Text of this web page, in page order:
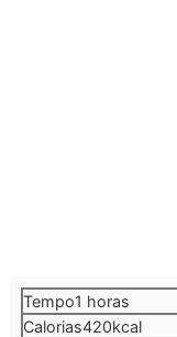
Tempo1 hora
horas
Calorias420kcal